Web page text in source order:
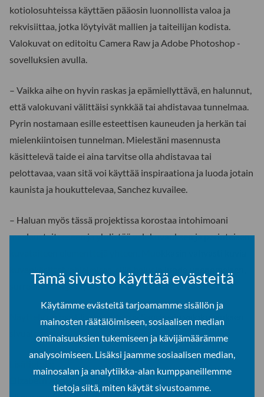
Tämä sivusto käyttää evästeitä
Käytämme evästeitä tarjoamamme sisällön ja
mainosten räätälöimiseen, sosiaalisen median
ominaisuuksien tukemiseen ja kävijämäärämme
analysoimiseen. Lisäksi jaamme sosiaalisen median,
mainosalan ja analytiikka-alan kumppaneillemme
tietoja siitä, miten käytät sivustoamme.
kotiolosuhteissa käyttäen pääosin luonnollista valoa ja
rekvisiittaa, jotka löytyivät mallien ja taiteilijan kodista.
Valokuvat on editoitu Camera Raw ja Adobe Photoshop -
sovelluksien avulla.
– Vaikka aihe on hyvin raskas ja epämiellyttävä, en halunnut,
että valokuvani välittäisi synkkää tai ahdistavaa tunnelmaa.
Pyrin nostamaan esille esteettisen kauneuden ja herkän tai
mielenkiintoisen tunnelman. Mielestäni masennusta
käsittelevä taide ei aina tarvitse olla ahdistavaa tai
pelottavaa, vaan sitä voi käyttää inspiraationa ja luoda jotain
kaunista ja houkuttelevaa, Sanchez kuvailee.
– Haluan myös tässä projektissa korostaa intohimoani
maalaustaiteeseen ja yhdistää valokuvauksen ja perinteisen
surrealistisen ja mystisen visuaalisen ilmeen.
Näyttely on osa Elizabeth Azcuy Sanchezin valokuvauksen
sivuaineopintoja.
Lisätietoja:
Elizabeth Azcuy Sanchez